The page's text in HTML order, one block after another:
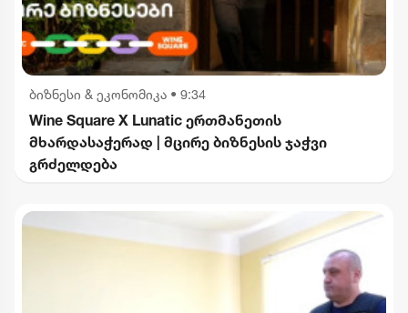
ბიზნესი & ეკონომიკა • 9:34
Wine Square X Lunatic ერთმანეთის
მხარდასაჭერად | მცირე ბიზნესის ჯაჭვი
გრძელდება